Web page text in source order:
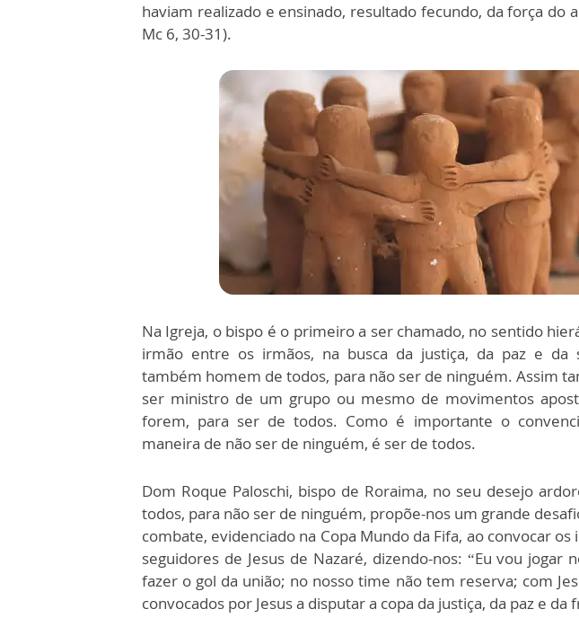
haviam realizado e ensinado, resultado fecundo, da força do
Mc 6, 30-31).
Na Igreja, o bispo é o primeiro a ser chamado, no sentido
irmão entre os irmãos, na busca da justiça, da paz e da
também homem de todos, para não ser de ninguém. Assim
ser ministro de um grupo ou mesmo de movimentos
forem, para ser de todos. Como é importante o
maneira de não ser de ninguém, é ser de todos.
Dom Roque Paloschi, bispo de Roraima, no seu desejo
todos, para não ser de ninguém, propõe-nos um grande
combate, evidenciado na Copa Mundo da Fifa, ao convocar
seguidores de Jesus de Nazaré, dizendo-nos: “Eu vou jogar
fazer o gol da união; no nosso time não tem reserva; com
convocados por Jesus a disputar a copa da justiça, da paz e da